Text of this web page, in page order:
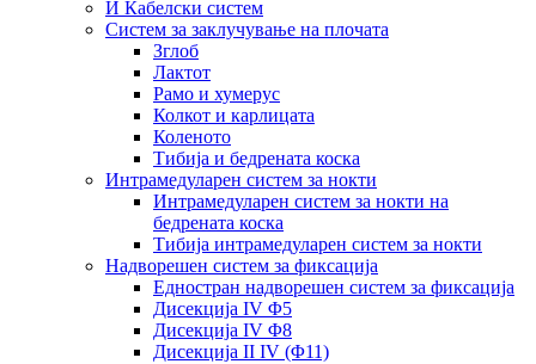
И Кабелски систем
Систем за заклучување на плочата
Зглоб
Лактот
Рамо и хумерус
Колкот и карлицата
Коленото
Тибија и бедрената коска
Интрамедуларен систем за нокти
Интрамедуларен систем за нокти на
бедрената коска
Тибија интрамедуларен систем за нокти
Надворешен систем за фиксација
Едностран надворешен систем за фиксација
Дисекција IV Φ5
Дисекција IV Φ8
Дисекција II IV (Φ11)